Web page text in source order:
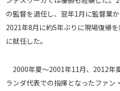
メディアアライアンス
の監督を退任し、翌年1月に監督業
2021年8月に約5年ぶりに現場復帰
に就任した。
2000年夏〜2001年11月、2012年
ランダ代表での指揮となったファン